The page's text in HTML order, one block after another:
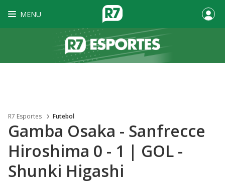
MENU
R7 Esportes Futebol
Gamba Osaka - Sanfrecce
Hiroshima 0 - 1 | GOL -
Shunki Higashi